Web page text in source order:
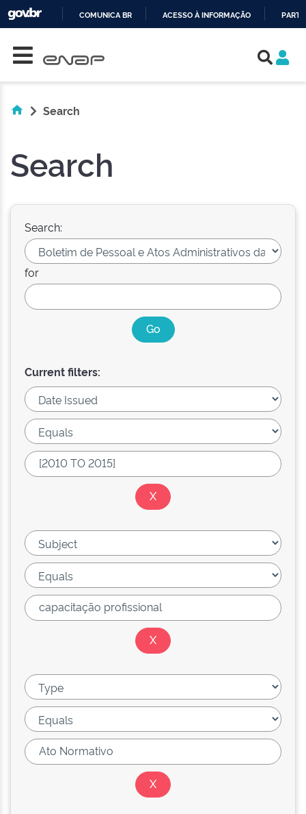
COMUNICA BR ACESSO À INFORMAÇÃO
Search
Search
Search:
for
Current filters: